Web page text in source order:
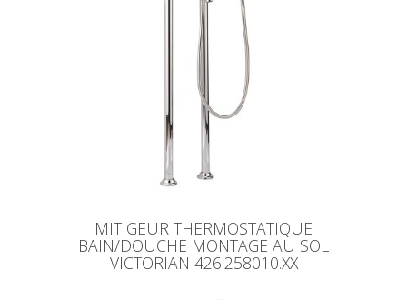
MITIGEUR THERMOSTATIQUE
BAIN/DOUCHE MONTAGE AU SOL
VICTORIAN 426.258010.XX